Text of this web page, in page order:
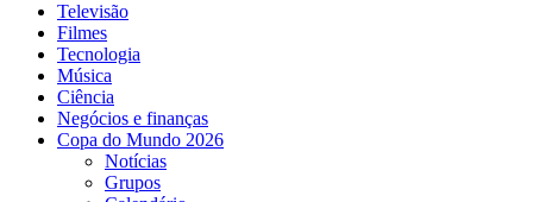
Televisão
Filmes
Tecnologia
Música
Ciência
Negócios e finanças
Copa do Mundo 2026
Notícias
Grupos